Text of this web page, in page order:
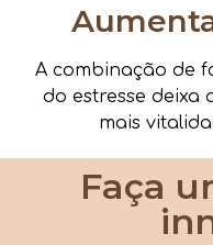
A combinação de
do estresse deixa
mais
Faça